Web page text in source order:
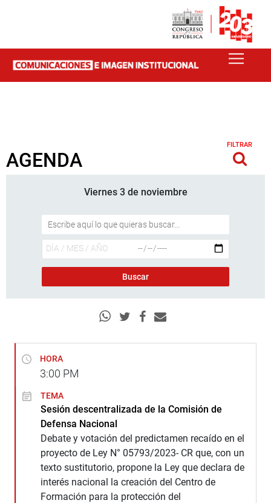
AGENDA
FILTRAR
Viernes 3 de noviembre
HORA
3:00 PM
TEMA
Sesión descentralizada de la Comisión de
Defensa Nacional
Debate y votación del predictamen recaído en el
proyecto de Ley N° 05793/2023- CR que, con un
texto sustitutorio, propone la Ley que declara de
interés nacional la creación del Centro de
Formación para la protección del